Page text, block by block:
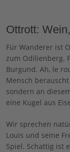
Ottrott:
Für Wanderer ist
zum Odilienberg.
Burgund. Ah, le
Mensch
sondern an
eine Kugel aus
Wir sprechen
Louis und seine
Spiel. Schattig ist